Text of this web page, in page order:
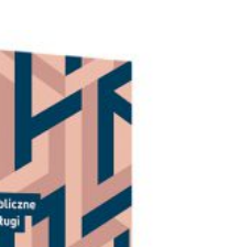
zł.60.00 zł.